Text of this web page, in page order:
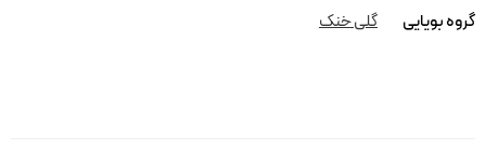
گروه بویایی
گلی خنک